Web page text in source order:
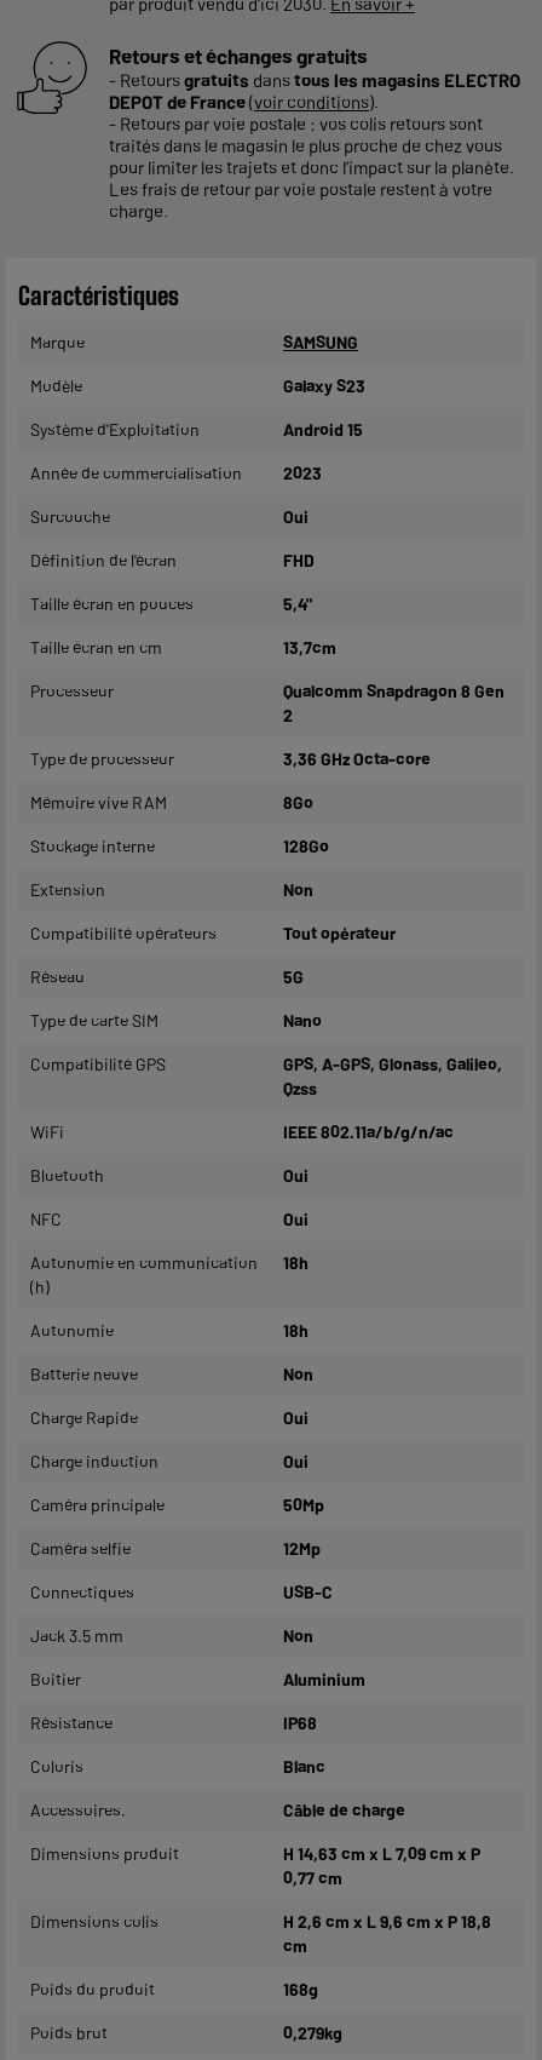
Retours et échanges gratuits
- Retoursgratuits danstous les magasins ELECTRO
DEPOT de France(voir conditions).
- Retours par voie postale : vos colis retours sont
traités dans le magasin le plus proche de chez vous
pour limiter les trajets et donc l’impact sur la planète.
Les frais de retour par voie postale restent à votre
charge.
Caractéristiques
Marque SAMSUNG
Modèle Galaxy S23
Système d'Exploitation Android 15
Année de commercialisation 2023
Surcouche Oui
Définition de l'écran FHD
Taille écran en pouces 5,4"
Taille écran en cm 13,7cm
Processeur
Qualcomm Snapdragon 8 Gen
2
Type de processeur 3,36 GHz Octa-core
Mémoire vive RAM 8Go
Stockage interne 128Go
Extension Non
Compatibilité opérateurs Tout opérateur
Réseau 5G
Type de carte SIM Nano
Compatibilité GPS
GPS, A-GPS, Glonass, Galileo,
Qzss
WiFi IEEE 802.11a/b/g/n/ac
Bluetooth Oui
NFC Oui
Autonomie en communication
(h)
18h
Autonomie 18h
Batterie neuve Non
Charge Rapide Oui
Charge induction Oui
Caméra principale 50Mp
Caméra selfie 12Mp
Connectiques USB-C
Jack 3.5 mm Non
Boitier Aluminium
Résistance IP68
Coloris Blanc
Accessoires. Câble de charge
Dimensions produit
H 14,63 cm x L 7,09 cm x P
0,77 cm
Dimensions colis
H 2,6 cm x L 9,6 cm x P 18,8
cm
Poids du produit 168g
Poids brut 0,279kg